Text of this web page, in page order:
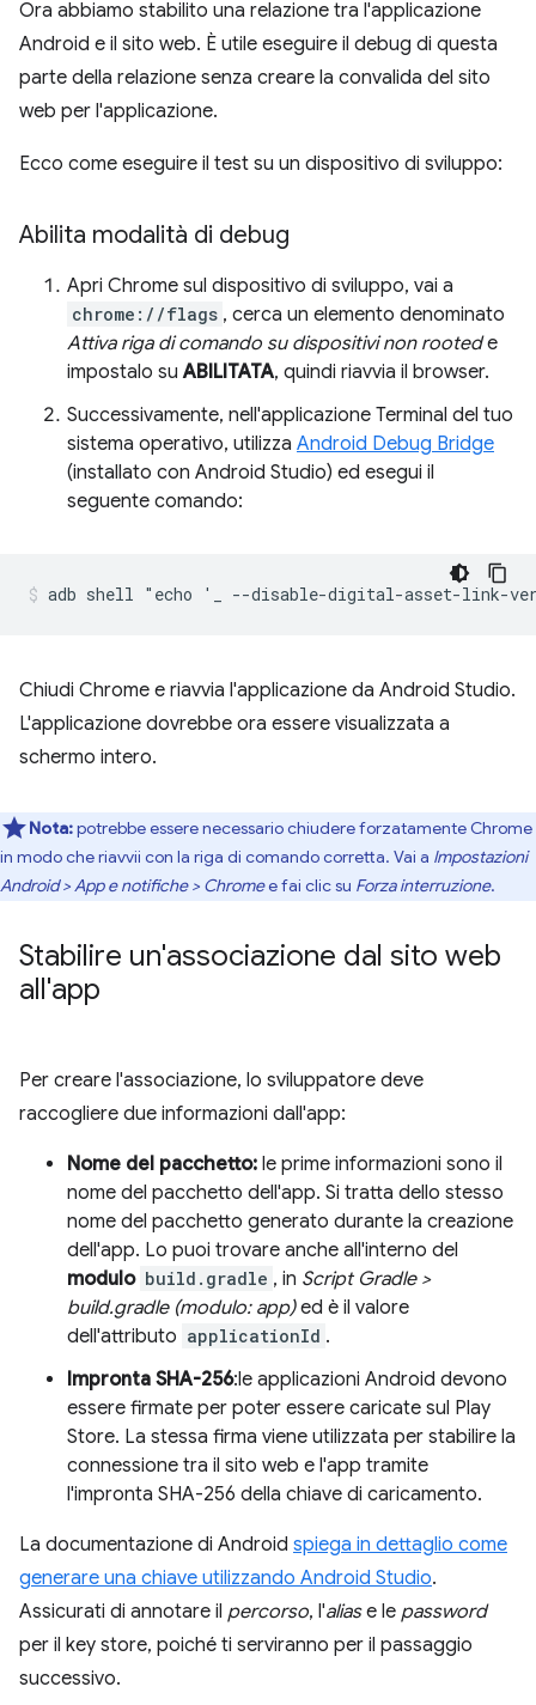
Ora abbiamo stabilito una relazione tra l'applicazione
Android e il sito web. È utile eseguire il debug di questa
parte della relazione senza creare la convalida del sito
web per l'applicazione.
Ecco come eseguire il test su un dispositivo di sviluppo:
Abilita modalità di debug
Apri Chrome sul dispositivo di sviluppo, vai a
chrome://flags , cerca un elemento denominato
Attiva riga di comando su dispositivi non rootede
impostalo suABILITATA, quindi riavvia il browser.
Successivamente, nell'applicazione Terminal del tuo
sistema operativo, utilizza Android Debug Bridge
(installato con Android Studio) ed esegui il
seguente comando:
Chiudi Chrome e riavvia l'applicazione da Android Studio.
L'applicazione dovrebbe ora essere visualizzata a
schermo intero.
Nota:potrebbe essere necessario chiudere forzatamente Chrome
in modo che riavvii con la riga di comando corretta. Vai a Impostazioni
Android > App e notifiche > Chromee fai clic su Forza interruzione.
Stabilire un'associazione dal sito web
all'app
Per creare l'associazione, lo sviluppatore deve
raccogliere due informazioni dall'app:
Nome del pacchetto: le prime informazioni sono il
nome del pacchetto dell'app. Si tratta dello stesso
nome del pacchetto generato durante la creazione
dell'app. Lo puoi trovare anche all'interno del
modulo build.gradle , in Script Gradle >
build.gradle (modulo: app)ed è il valore
dell'attributo applicationId .
Impronta SHA-256:le applicazioni Android devono
essere firmate per poter essere caricate sul Play
Store. La stessa firma viene utilizzata per stabilire la
connessione tra il sito web e l'app tramite
l'impronta SHA-256 della chiave di caricamento.
La documentazione di Android spiega in dettaglio come
generare una chiave utilizzando Android Studio.
Assicurati di annotare il percorso, l'aliase le password
per il key store, poiché ti serviranno per il passaggio
successivo.